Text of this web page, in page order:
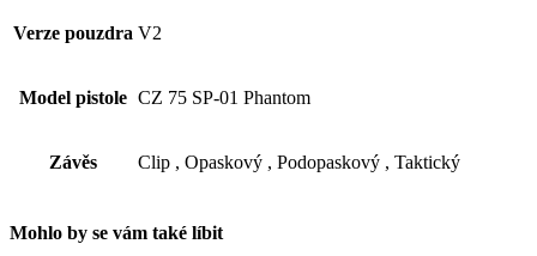
Verze pouzdra V2
Model pistole CZ 75 SP-01 Phantom
Závěs Clip , Opaskový , Podopaskový , Taktický
Mohlo by se vám také líbit